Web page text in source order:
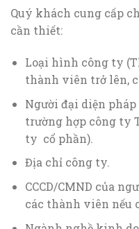
Quý khách cung cấp
cần thiết:
Loại hình công ty
thành viên trở lên,
Người đại diện
trường hợp công ty
ty cổ phần).
Địa chỉ công ty.
CCCD/CMND của
các thành viên nếu